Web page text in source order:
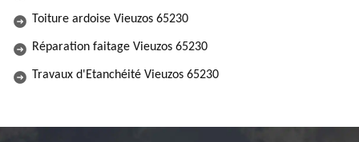
Toiture ardoise Vieuzos 65230
Réparation faitage Vieuzos 65230
Travaux d'Etanchéité Vieuzos 65230